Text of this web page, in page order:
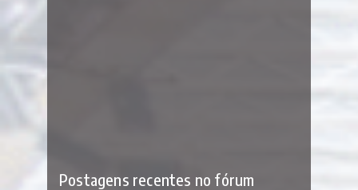
Postagens recentes no fórum